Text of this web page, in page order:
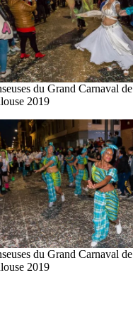
du Grand Carnaval de
2019
du Grand Carnaval de
2019